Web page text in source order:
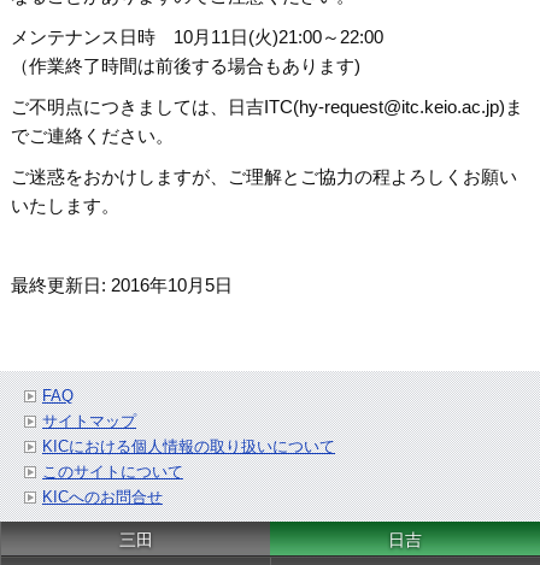
メンテナンス日時 10月11日(火)21:00～22:00
（作業終了時間は前後する場合もあります)
ご不明点につきましては、日吉ITC(hy-request@itc.keio.ac.jp)ま
でご連絡ください。
ご迷惑をおかけしますが、ご理解とご協力の程よろしくお願い
いたします。
最終更新日: 2016年10月5日
FAQ
サイトマップ
KICにおける個人情報の取り扱いについて
このサイトについて
KICへのお問合せ
三田 日吉